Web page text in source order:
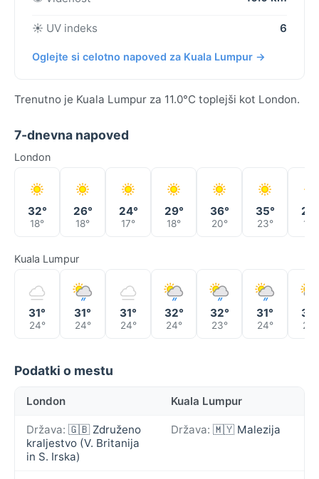
☀️ UV indeks 6
Oglejte si celotno napoved za Kuala Lumpur →
Trenutno je Kuala Lumpur za 11.0°C toplejši kot London.
7-dnevna napoved
London
32°
18°
26°
18°
24°
17°
29°
18°
36°
20°
35°
23° 18°
Kuala Lumpur
31°
24°
31°
24°
31°
24°
32°
24°
32°
23°
31°
24° 24°
Podatki o mestu
London Kuala Lumpur
Država: 🇬🇧 Združeno
kraljestvo (V. Britanija
in S. Irska)
Država: 🇲🇾 Malezija